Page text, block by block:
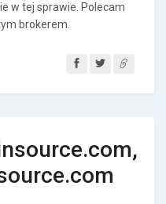
w tej sprawie. Polecam
brokerem.